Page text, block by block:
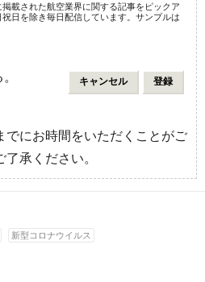
載された航空業界に関する記事をピックア
日を除き毎日配信しています。サンプルは
でにお時間をいただくことがご
承ください。
新型コロナウイルス